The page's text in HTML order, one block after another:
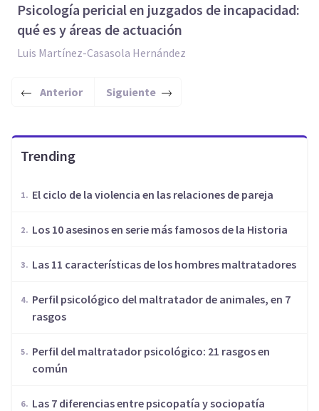
Psicología pericial en juzgados de incapacidad:
qué es y áreas de actuación
Luis Martínez-Casasola Hernández
Anterior Siguiente
Trending
​El ciclo de la violencia en las relaciones de pareja
Los 10 asesinos en serie más famosos de la Historia
Las 11 características de los hombres maltratadores
​Perfil psicológico del maltratador de animales, en 7
rasgos
​Perfil del maltratador psicológico: 21 rasgos en
común
Las 7 diferencias entre psicopatía y sociopatía